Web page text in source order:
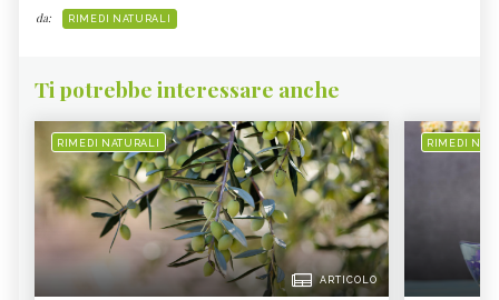
da: RIMEDI NATURALI
Ti potrebbe interessare anche
RIMEDI NATURALI
ARTICOLO
RIMEDI